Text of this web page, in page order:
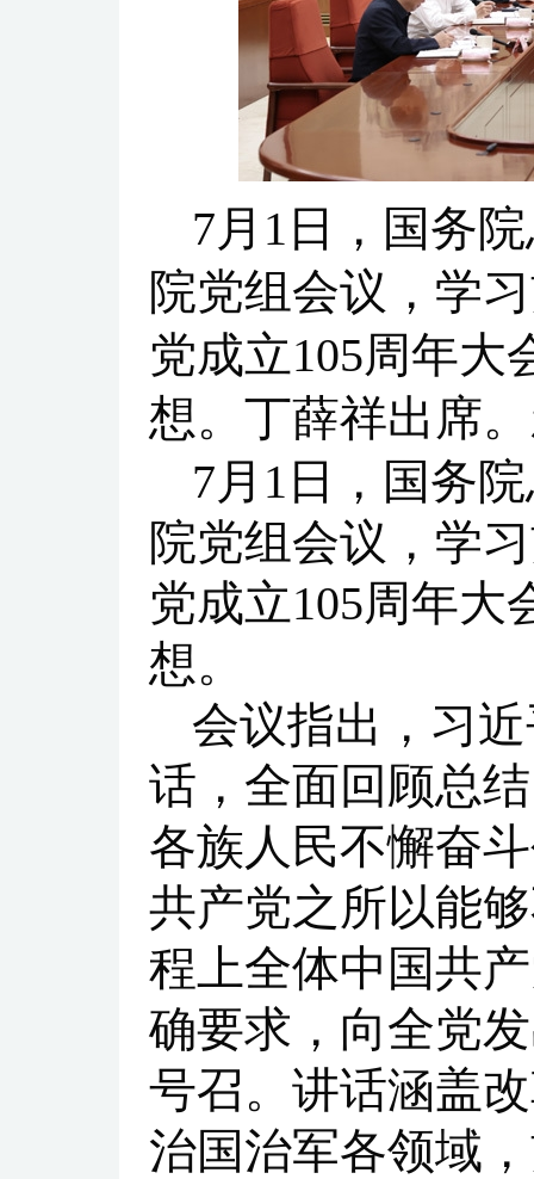
7月1日，国务
院党组会议，学
党成立105周年大
想。丁薛祥出席
7月1日，国务
院党组会议，学
党成立105周年大
想。
会议指出，习
话，全面回顾总
各族人民不懈奋
共产党之所以能
程上全体中国共
确要求，向全党
号召。讲话涵盖
治国治军各领域